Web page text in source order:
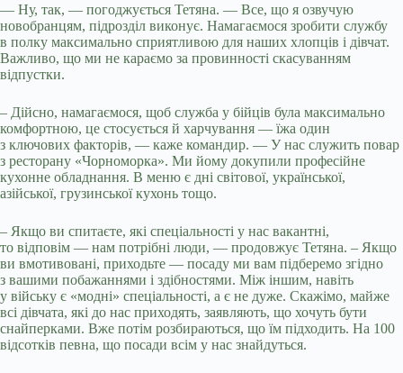
— Ну, так, — погоджується Тетяна. — Все, що я озвучую
новобранцям, підрозділ виконує. Намагаємося зробити службу
в полку максимально сприятливою для наших хлопців і дівчат.
Важливо, що ми не караємо за провинності скасуванням
відпустки.
– Дійсно, намагаємося, щоб служба у бійців була максимально
комфортною, це стосується й харчування — їжа один
з ключових факторів, — каже командир. — У нас служить повар
з ресторану «Чорноморка». Ми йому докупили професійне
кухонне обладнання. В меню є дні світової, української,
азійської, грузинської кухонь тощо.
– Якщо ви спитаєте, які спеціальності у нас вакантні,
то відповім — нам потрібні люди, — продовжує Тетяна. – Якщо
ви вмотивовані, приходьте — посаду ми вам підберемо згідно
з вашими побажаннями і здібностями. Між іншим, навіть
у війську є «модні» спеціальності, а є не дуже. Скажімо, майже
всі дівчата, які до нас приходять, заявляють, що хочуть бути
снайперками. Вже потім розбираються, що їм підходить. На 100
відсотків певна, що посади всім у нас знайдуться.